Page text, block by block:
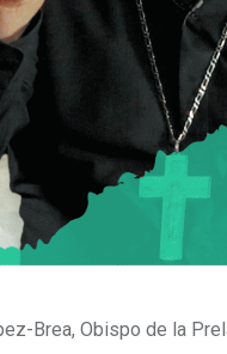
Brea, Obispo de la